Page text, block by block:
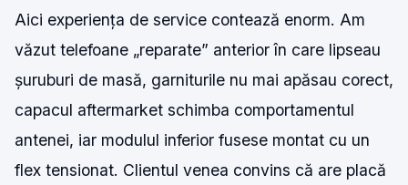
Aici experiența de service contează enorm. Am
văzut telefoane „reparate” anterior în care lipseau
șuruburi de masă, garniturile nu mai apăsau corect,
capacul aftermarket schimba comportamentul
antenei, iar modulul inferior fusese montat cu un
flex tensionat. Clientul venea convins că are placă